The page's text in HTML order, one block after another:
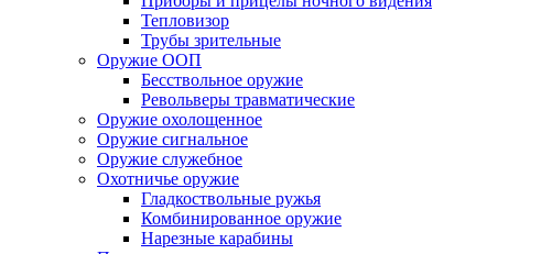
Тепловизор
Трубы зрительные
Оружие ООП
Бесствольное оружие
Револьверы травматические
Оружие охолощенное
Оружие сигнальное
Оружие служебное
Охотничье оружие
Гладкоствольные ружья
Комбинированное оружие
Нарезные карабины